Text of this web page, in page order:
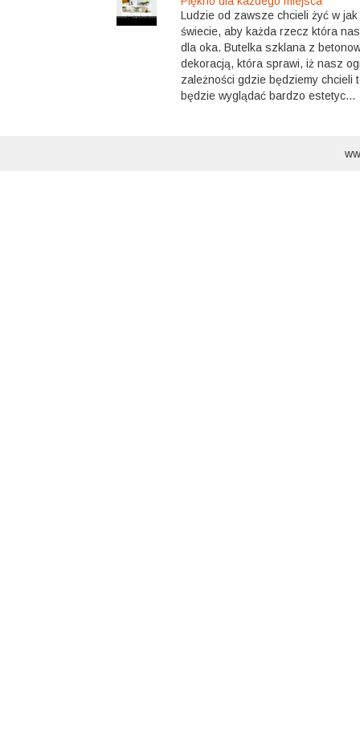
Ludzie od zawsze chcieli żyć w
świecie, aby każda rzecz która
dla oka. Butelka szklana z
dekoracją, która sprawi, iż nasz
zależności gdzie będziemy chcieli
będzie wyglądać bardzo estetyc...